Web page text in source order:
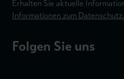
Erhalten Sie aktuelle
Informationen zum Datenschutz.
Folgen Sie uns